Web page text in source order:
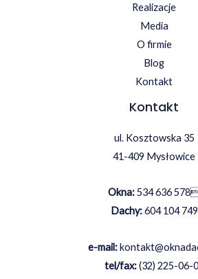
Realizacje
Media
O firmie
Blog
Kontakt
Kontakt
ul. Kosztowska 35
41-409 Mysłowice
Okna: 534 636 578
Dachy: 604 104 749
e-mail:
tel/fax: (32) 225-06-